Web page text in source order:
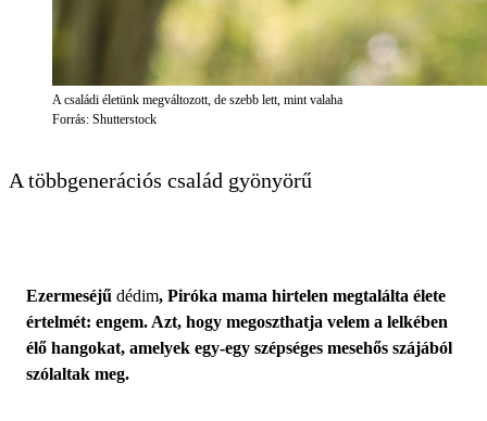
A családi életünk megváltozott, de szebb lett, mint valaha
Forrás: Shutterstock
A többgenerációs család gyönyörű
Ezermeséjű dédim, Piróka mama hirtelen megtalálta élete
értelmét: engem. Azt, hogy megoszthatja velem a lelkében
élő hangokat, amelyek egy-egy szépséges mesehős szájából
szólaltak meg.